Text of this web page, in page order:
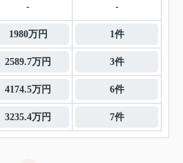
- -
1980万円 1件
2589.7万円 3件
4174.5万円 6件
3235.4万円 7件